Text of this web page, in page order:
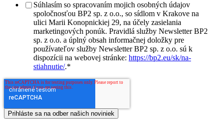
Súhlasím so spracovaním mojich osobných údajov
spoločnosťou BP2 sp. z o.o., so sídlom v Krakove na
ulici Marii Konopnickiej 29, na účely zasielania
marketingových ponúk. Pravidlá služby Newsletter BP2
sp. z o.o. a úplný obsah informačnej doložky pre
používateľov služby Newsletter BP2 sp. z o.o. sú k
dispozícii na webovej stránke: https://bp2.eu/sk/na-
stiahnutie/.*